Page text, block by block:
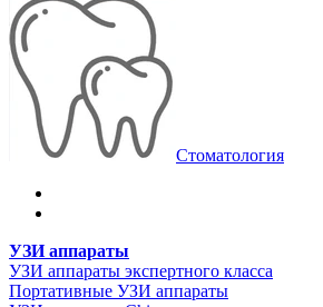
Стоматология
УЗИ аппараты
УЗИ аппараты экспертного класса
Портативные УЗИ аппараты